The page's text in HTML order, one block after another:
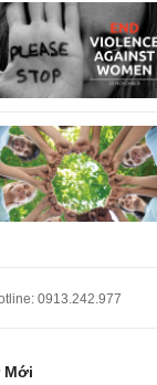
0913.242.977
Mới